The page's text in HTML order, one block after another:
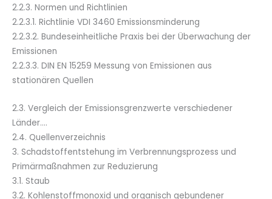
2.2.3. Normen und Richtlinien
2.2.3.1. Richtlinie VDI 3460 Emissionsminderung
2.2.3.2. Bundeseinheitliche Praxis bei der Überwachung der
Emissionen
2.2.3.3. DIN EN 15259 Messung von Emissionen aus
stationären Quellen
2.3. Vergleich der Emissionsgrenzwerte verschiedener
Länder….
2.4. Quellenverzeichnis
3. Schadstoffentstehung im Verbrennungsprozess und
Primärmaßnahmen zur Reduzierung
3.1. Staub
3.2. Kohlenstoffmonoxid und organisch gebundener